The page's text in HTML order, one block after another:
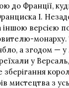
до Франції,
І.
версією
монарху.
а згодом — у
у
мистецтва з